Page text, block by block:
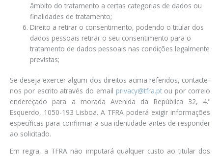
âmbito do tratamento a certas categorias de dados ou
finalidades de tratamento;
Direito a retirar o consentimento, podendo o titular dos
dados pessoais retirar o seu consentimento para o
tratamento de dados pessoais nas condições legalmente
previstas;
Se deseja exercer algum dos direitos acima referidos, contacte-
nos por escrito através do email privacy@tfra.ptou por correio
endereçado para a morada Avenida da República 32, 4.º
Esquerdo, 1050-193 Lisboa. A TFRA poderá exigir informações
específicas para confirmar a sua identidade antes de responder
ao solicitado.
Em regra, a TFRA não imputará qualquer custo ao titular dos